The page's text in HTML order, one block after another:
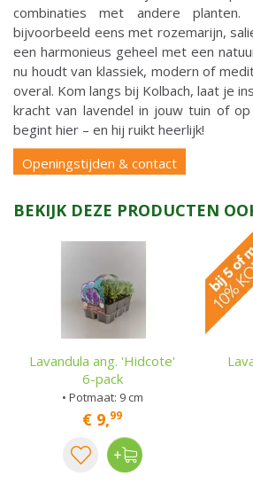
combinaties met andere planten.
bijvoorbeeld eens met rozemarijn,
een harmonieus geheel met een
nu houdt van klassiek, modern of
overal. Kom langs bij Kolbach, laat je
kracht van lavendel in jouw tuin of
begint hier – en hij ruikt heerlijk!
Openingstijden & contact
BEKIJK DEZE PRODUCTEN
Lavandula ang. 'Hidcote'
6-pack
• Potmaat: 9 cm
€ 9,99